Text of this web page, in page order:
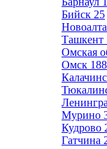
Бийск 25
Ташкент
Омская
Омск 188
Мурино
Кудрово
Гатчина